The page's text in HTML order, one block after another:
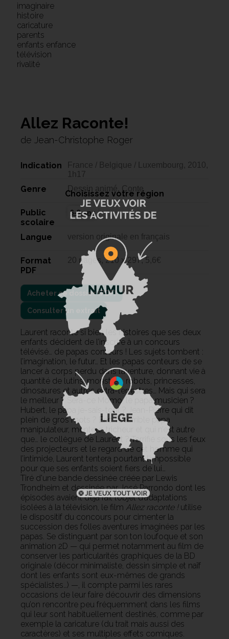
imaginaire
histoire
caricature
parents
enfants enfance
télévision
rivalité
Allez Raconte!
de Jean-Christophe Roger
Indication
France / Belgique / Luxembourg, 2010,
1h17
Genre Dessin animé, Conte
Public
scolaire
6-9 ans
Langue version originale en français
Format
PDF
20 pages, 210 x 297, 5,6€
Consulter un extrait
Laurent raconte si bien les histoires que ses deux
enfants décident de l’inscrire à un concours
télévisé… de papas conteurs ! Les sujets tombent :
l’imagination, le futur… Et les papas conteurs de se
lancer à corps perdu dans l’aventure, donnant vie à
quantité de lutins, monstres, robots, princesses,
dinosaures et autres extra-terrestres… Mais qui sera
le meilleur ? Sera-ce Momo, le papa musicien ?
Hubert, le papa je-sais-tout ? Jean-Pierre qui dit
plein de gros mots ? Eric, le terrible papa
manipulateur, menteur, tricheur et qui n’est autre
que… le collègue de Laurent ? Terrifié sous les feux
des projecteurs et le regard de cet homme qui
l’intimide, Laurent tentera pourtant l’impossible
pour que ses enfants soient fiers de lui…
Tiré d'une bande dessinée créée par Lewis
Trondheim et dessinée par José Parrondo dont les
épisodes avaient déjà fait l’objet d’adaptations
isolées à la télévision, le film Allez raconte !utilise
le dispositif du concours pour cimenter la
succession des folles aventures imaginées par les
papas. Se distinguant par son ton loufoque et son
animation 2D — qui permet notamment au film de
conserver les particularités graphiques de la BD
originale (décor minimaliste, dessin simple et naïf
dont les enfants sont eux-mêmes de grands
spécialistes…) —, il compte parmi les rares
occasions de leur faire découvrir des dimensions
qu’on rencontre peu fréquemment dans les films
qui leur sont habituellement destinés, comme par
exemple la caricature (du trait mais aussi des
caractères) et ses multiples effets comiques.
Choisissez votre région